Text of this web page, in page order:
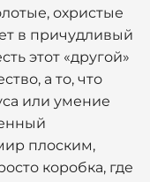
охристые
в причудливый
этот «другой»
а то, что
или умение
плоским,
коробка, где